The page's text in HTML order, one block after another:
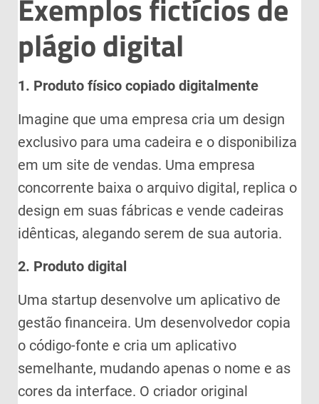
Exemplos fictícios de
plágio digital
1. Produto físico copiado digitalmente
Imagine que uma empresa cria um design
exclusivo para uma cadeira e o disponibiliza
em um site de vendas. Uma empresa
concorrente baixa o arquivo digital, replica o
design em suas fábricas e vende cadeiras
idênticas, alegando serem de sua autoria.
2. Produto digital
Uma startup desenvolve um aplicativo de
gestão financeira. Um desenvolvedor copia
o código-fonte e cria um aplicativo
semelhante, mudando apenas o nome e as
cores da interface. O criador original